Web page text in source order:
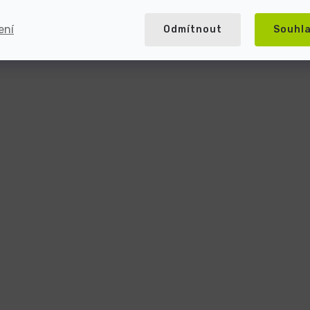
Odmítnout